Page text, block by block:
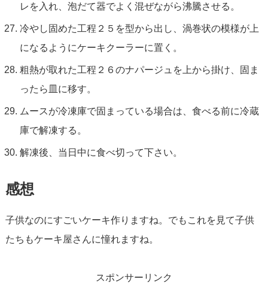
レを入れ、泡だて器でよく混ぜながら沸騰させる。
冷やし固めた工程２５を型から出し、渦巻状の模様が上
になるようにケーキクーラーに置く。
粗熱が取れた工程２６のナパージュを上から掛け、固ま
ったら皿に移す。
ムースが冷凍庫で固まっている場合は、食べる前に冷蔵
庫で解凍する。
解凍後、当日中に食べ切って下さい。
感想
子供なのにすごいケーキ作りますね。でもこれを見て子供
たちもケーキ屋さんに憧れますね。
スポンサーリンク